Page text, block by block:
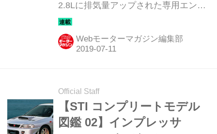
時）
2.8Lに排気量アップされた専用エンジ
ンはN1マシンと同等の400psを発生
し、そのパワーに合わせてボディ／シ
ャシには抜本的に手が入れられた。ま
Webモーターマガジン編集部
Official Staff
【STI コンプリートモデル
図鑑 02】インプレッサ